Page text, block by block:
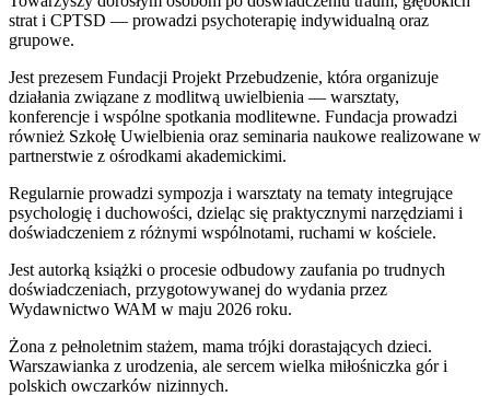
strat i CPTSD — prowadzi psychoterapię indywidualną oraz
grupowe.
Jest prezesem Fundacji Projekt Przebudzenie, która organizuje
działania związane z modlitwą uwielbienia — warsztaty,
konferencje i wspólne spotkania modlitewne. Fundacja prowadzi
również Szkołę Uwielbienia oraz seminaria naukowe realizowane w
partnerstwie z ośrodkami akademickimi.
Regularnie prowadzi sympozja i warsztaty na tematy integrujące
psychologię i duchowości, dzieląc się praktycznymi narzędziami i
doświadczeniem z różnymi wspólnotami, ruchami w kościele.
Jest autorką książki o procesie odbudowy zaufania po trudnych
doświadczeniach, przygotowywanej do wydania przez
Wydawnictwo WAM w maju 2026 roku.
Żona z pełnoletnim stażem, mama trójki dorastających dzieci.
Warszawianka z urodzenia, ale sercem wielka miłośniczka gór i
polskich owczarków nizinnych.